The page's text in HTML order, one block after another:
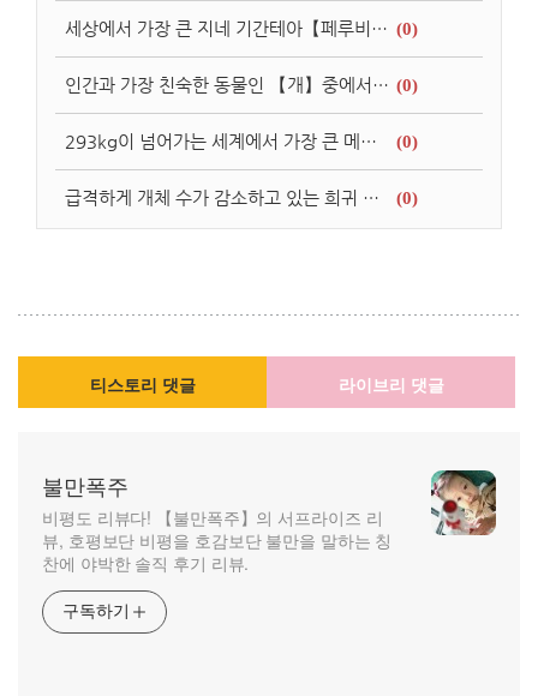
세상에서 가장 큰 지네 기간테아【페루비안 자이언트 센티페드】에 대해 알아보자! (0)
인간과 가장 친숙한 동물인 【개】중에서도 세상에서 가장 작은 개【9cm】 (0)
293kg이 넘어가는 세계에서 가장 큰 메기와 여러 나라에서 포획되는 세상에서 가장 큰 물고기를 소개 (0)
급격하게 개체 수가 감소하고 있는 희귀 멸종 위기 동물들… (0)
티스토리 댓글 라이브리 댓글
불만폭주
비평도 리뷰다! 【불만폭주】의 서프라이즈 리
뷰, 호평보단 비평을 호감보단 불만을 말하는 칭
찬에 야박한 솔직 후기 리뷰.
구독하기